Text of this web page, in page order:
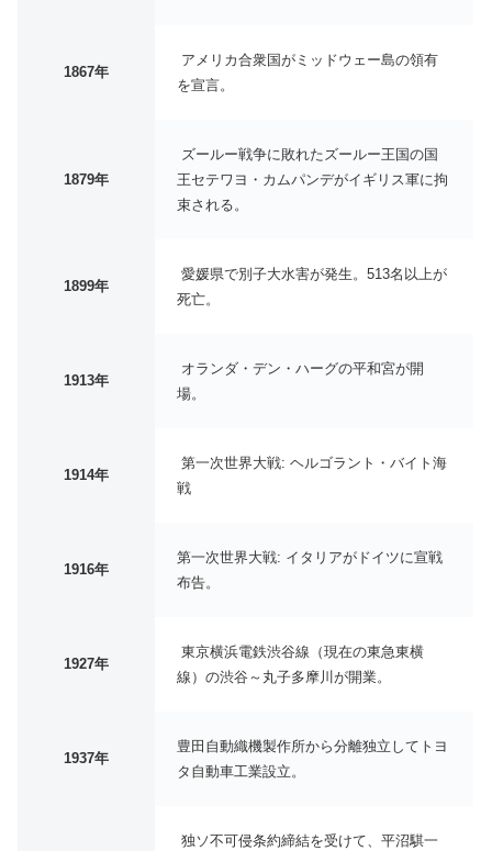
1867年
アメリカ合衆国がミッドウェー島の領有
を宣言。
1879年
ズールー戦争に敗れたズールー王国の国
王セテワヨ・カムパンデがイギリス軍に拘
束される。
1899年
愛媛県で別子大水害が発生。513名以上が
死亡。
1913年
オランダ・デン・ハーグの平和宮が開
場。
1914年
第一次世界大戦: ヘルゴラント・バイト海
戦
1916年
第一次世界大戦: イタリアがドイツに宣戦
布告。
1927年
東京横浜電鉄渋谷線（現在の東急東横
線）の渋谷～丸子多摩川が開業。
1937年
豊田自動織機製作所から分離独立してトヨ
タ自動車工業設立。
独ソ不可侵条約締結を受けて、平沼騏一